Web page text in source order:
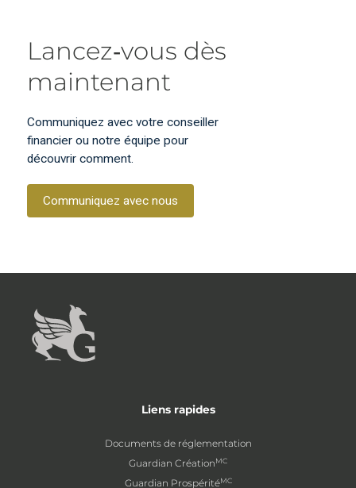
Lancez‑vous dès
maintenant
Communiquez avec votre conseiller
financier ou notre équipe pour
découvrir comment.
Communiquez avec nous
Liens rapides
Documents de réglementation
Guardian CréationMC
Guardian ProspéritéMC